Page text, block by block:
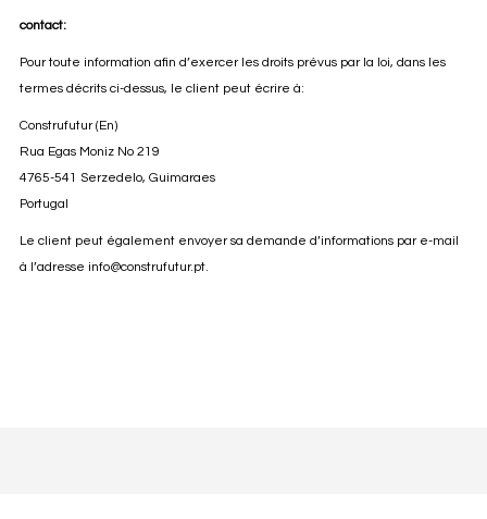
contact:
Pour toute information afin d’exercer les droits prévus par la loi, dans les
termes décrits ci-dessus, le client peut écrire à:
Construfutur (En)
Rua Egas Moniz No 219
4765-541 Serzedelo, Guimaraes
Portugal
Le client peut également envoyer sa demande d’informations par e-mail
à l’adresse info@construfutur.pt.